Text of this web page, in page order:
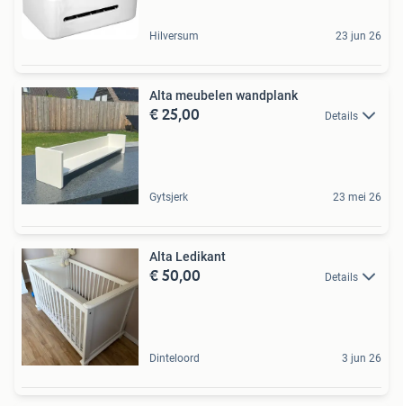
Hilversum 23 jun 26
Alta meubelen wandplank
€ 25,00 Details
Gytsjerk 23 mei 26
Alta Ledikant
€ 50,00 Details
Dinteloord 3 jun 26